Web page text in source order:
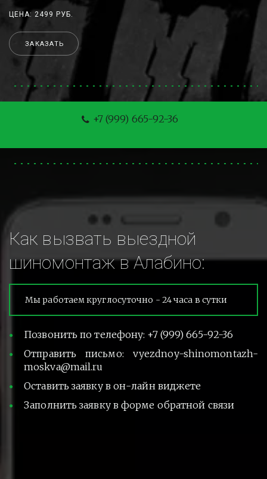
ЦЕНА: 2499 РУБ.
ЗАКАЗАТЬ
+7 (999) 665-92-36
Как вызвать выездной
шиномонтаж в Алабино:
Мы работаем круглосуточно - 24 часа в сутки
Позвонить по телефону: +7 (999) 665-92-36
Отправить письмо: vyezdnoy-shinomontazh-
moskva@mail.ru
Оставить заявку в он-лайн виджете
Заполнить заявку в форме обратной связи